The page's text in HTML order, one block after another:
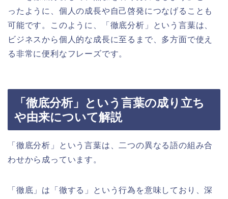
ったように、個人の成長や自己啓発につなげることも
可能です。このように、「徹底分析」という言葉は、
ビジネスから個人的な成長に至るまで、多方面で使え
る非常に便利なフレーズです。
「徹底分析」という言葉の成り立ち
や由来について解説
「徹底分析」という言葉は、二つの異なる語の組み合
わせから成っています。
「徹底」は「徹する」という行為を意味しており、深